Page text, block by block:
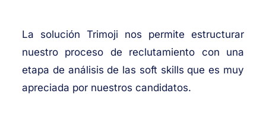
La solución Trimoji nos permite estructurar
nuestro proceso de reclutamiento con una
etapa de análisis de las soft skills que es muy
apreciada por nuestros candidatos.